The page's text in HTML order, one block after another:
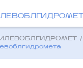
/